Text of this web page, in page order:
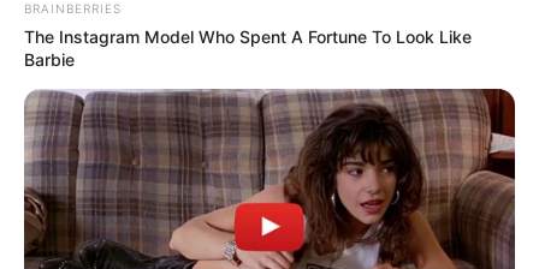
BRAINBERRIES
The Instagram Model Who Spent A Fortune To Look Like
Barbie